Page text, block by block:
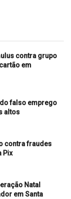
contra grupo
em
falso emprego
altos
contra fraudes
Pix
Natal
em Santa